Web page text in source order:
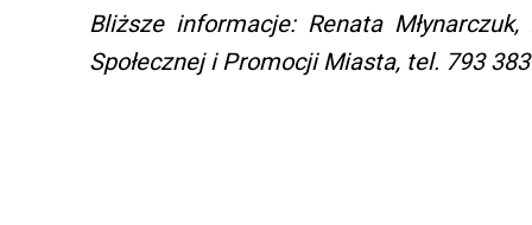
Bliższe informacje: Renata
Społecznej i Promocji Miasta, tel. 793